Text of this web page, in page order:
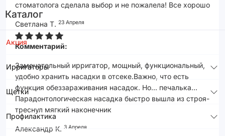
Каталог
Акция
Ирригаторы
Щетки
Профилактика
стоматолога сделала выбор и не пожалела! Все хорошо
Светлана Т. 23 Апреля
Комментарий:
Замечательный ирригатор, мощный, функциональный,
удобно хранить насадки в отсеке.Важно, что есть
функция обеззараживания насадок. Но... печалька...
Парадонтологическая насадка быстро вышла из строя-
треснул мягкий наконечник
Александр К. 3 Апреля